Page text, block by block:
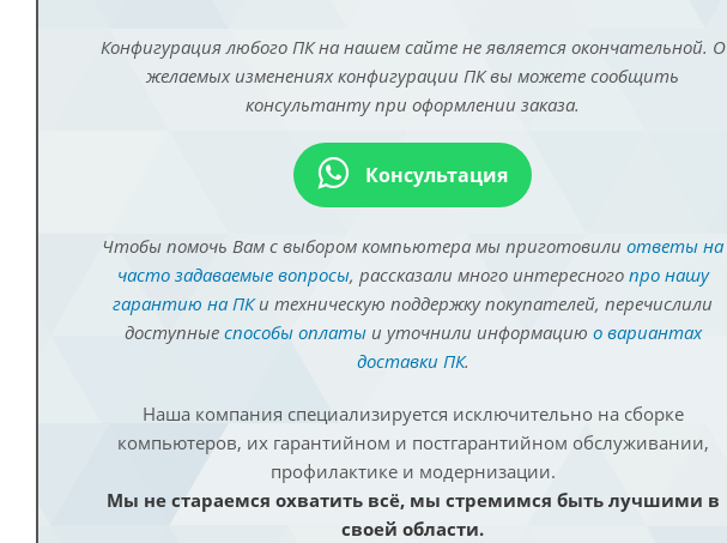
Конфигурация любого ПК на нашем сайте не является окончательной. О
желаемых изменениях конфигурации ПК вы можете сообщить
консультанту при оформлении заказа.
Консультация
Чтобы помочь Вам с выбором компьютера мы приготовили ответы на
часто задаваемые вопросы, рассказали много интересного про нашу
гарантию на ПКи техническую поддержку покупателей, перечислили
доступные способы оплатыи уточнили информацию о вариантах
доставки ПК.
Наша компания специализируется исключительно на сборке
компьютеров, их гарантийном и постгарантийном обслуживании,
профилактике и модернизации.
Мы не стараемся охватить всё, мы стремимся быть лучшими в
своей области.